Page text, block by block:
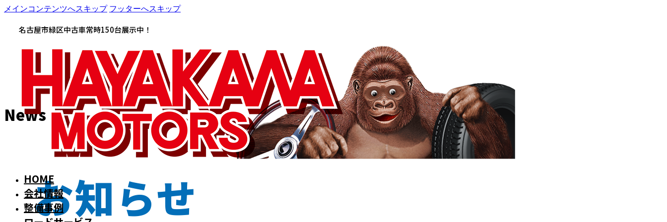
メインコンテンツへスキップ フッターへスキップ
名古屋市緑区中古車常時150台展示中！
HOME
会社情報
整備事例
News
お知らせ